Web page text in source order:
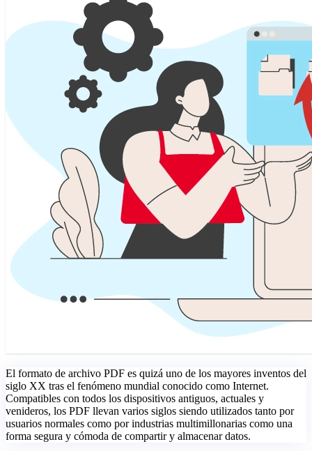
El formato de archivo PDF es quizá uno de los mayores inventos del
siglo XX tras el fenómeno mundial conocido como Internet.
Compatibles con todos los dispositivos antiguos, actuales y
venideros, los PDF llevan varios siglos siendo utilizados tanto por
usuarios normales como por industrias multimillonarias como una
forma segura y cómoda de compartir y almacenar datos.